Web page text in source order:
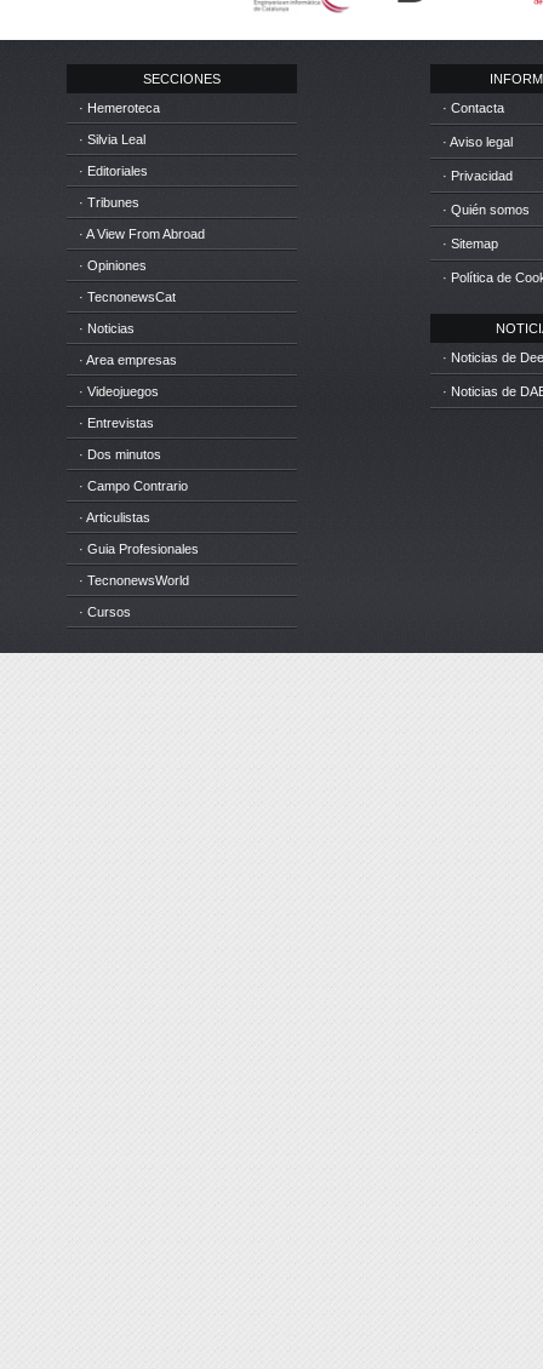
SECCIONES
· Hemeroteca
· Silvia Leal
· Editoriales
· Tribunes
· A View From Abroad
· Opiniones
· TecnonewsCat
· Noticias
· Area empresas
· Videojuegos
· Entrevistas
· Dos minutos
· Campo Contrario
· Articulistas
· Guia Profesionales
· TecnonewsWorld
· Cursos
· Contacta
· Aviso legal
· Privacidad
· Quién somos
· Sitemap
· Política de
· Noticias de
· Noticias de